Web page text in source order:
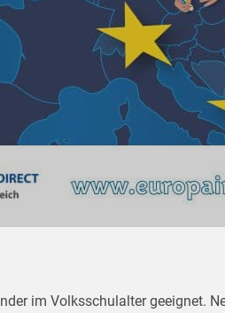
im Volksschulalter geeignet.